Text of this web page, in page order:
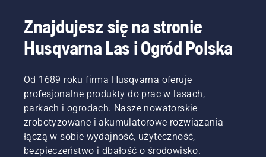
Znajdujesz się na stronie
Husqvarna Las i Ogród Polska
Od 1689 roku firma Husqvarna oferuje
profesjonalne produkty do prac w lasach,
parkach i ogrodach. Nasze nowatorskie
zrobotyzowane i akumulatorowe rozwiązania
łączą w sobie wydajność, użyteczność,
bezpieczeństwo i dbałość o środowisko.